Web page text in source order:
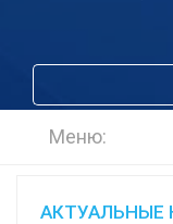
Меню:
АКТУАЛЬНЫЕ